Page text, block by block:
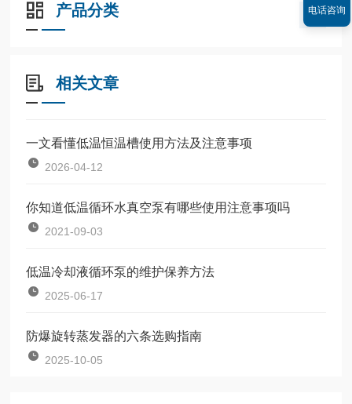
产品分类
相关文章
一文看懂低温恒温槽使用方法及注意事项
2026-04-12
你知道低温循环水真空泵有哪些使用注意事项吗
2021-09-03
低温冷却液循环泵的维护保养方法
2025-06-17
防爆旋转蒸发器的六条选购指南
2025-10-05
电话咨询